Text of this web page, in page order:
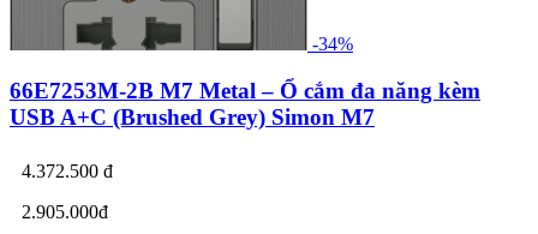
-34%
66E7253M-2B M7 Metal – Ổ cắm đa năng kèm
USB A+C (Brushed Grey) Simon M7
4.372.500 đ
2.905.000đ